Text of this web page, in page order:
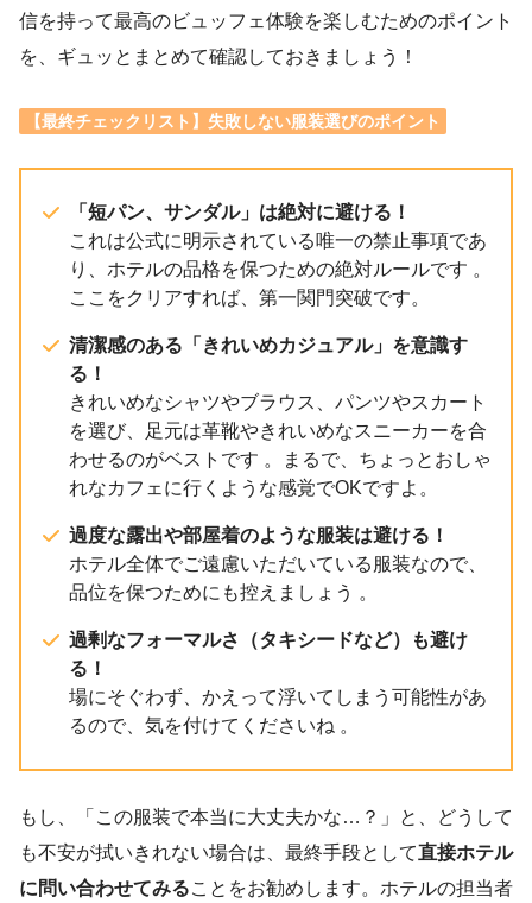
信を持って最高のビュッフェ体験を楽しむためのポイント
を、ギュッとまとめて確認しておきましょう！
【最終チェックリスト】失敗しない服装選びのポイント
「短パン、サンダル」は絶対に避ける！
これは公式に明示されている唯一の禁止事項であ
り、ホテルの品格を保つための絶対ルールです 。
ここをクリアすれば、第一関門突破です。
清潔感のある「きれいめカジュアル」を意識す
る！
きれいめなシャツやブラウス、パンツやスカート
を選び、足元は革靴やきれいめなスニーカーを合
わせるのがベストです 。まるで、ちょっとおしゃ
れなカフェに行くような感覚でOKですよ。
過度な露出や部屋着のような服装は避ける！
ホテル全体でご遠慮いただいている服装なので、
品位を保つためにも控えましょう 。
過剰なフォーマルさ（タキシードなど）も避け
る！
場にそぐわず、かえって浮いてしまう可能性があ
るので、気を付けてくださいね 。
もし、「この服装で本当に大丈夫かな…？」と、どうして
も不安が拭いきれない場合は、最終手段として直接ホテル
に問い合わせてみることをお勧めします。ホテルの担当者